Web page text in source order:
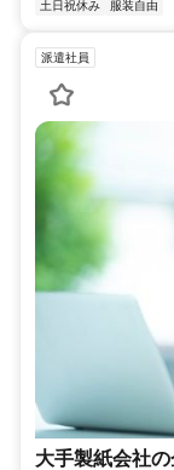
土日祝休み
服装自由
派遣社員
大手製紙会社